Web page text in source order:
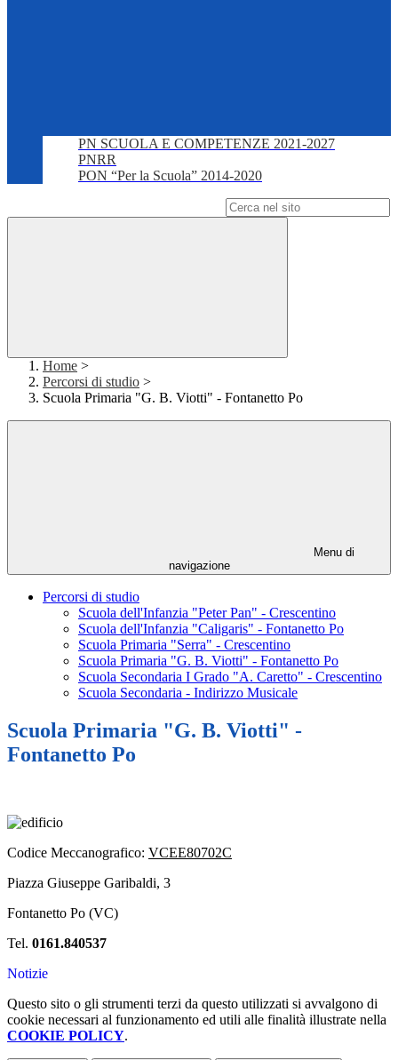
PN SCUOLA E COMPETENZE 2021-2027
PNRR
PON “Per la Scuola” 2014-2020
Home >
Percorsi di studio >
Scuola Primaria "G. B. Viotti" - Fontanetto Po
Menu di
navigazione
Percorsi di studio
Scuola dell'Infanzia "Peter Pan" - Crescentino
Scuola dell'Infanzia "Caligaris" - Fontanetto Po
Scuola Primaria "Serra" - Crescentino
Scuola Primaria "G. B. Viotti" - Fontanetto Po
Scuola Secondaria I Grado "A. Caretto" - Crescentino
Scuola Secondaria - Indirizzo Musicale
Scuola Primaria "G. B. Viotti" -
Fontanetto Po
Codice Meccanografico: VCEE80702C
Piazza Giuseppe Garibaldi, 3
Fontanetto Po (VC)
Tel. 0161.840537
Notizie
Questo sito o gli strumenti terzi da questo utilizzati si avvalgono di
cookie necessari al funzionamento ed utili alle finalità illustrate nella
COOKIE POLICY.